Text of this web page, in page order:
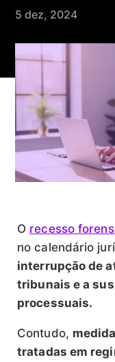
5 dez, 2024
O recesso
no calendário
interrupção de
tribunais e a
processuais.
Contudo,
tratadas em